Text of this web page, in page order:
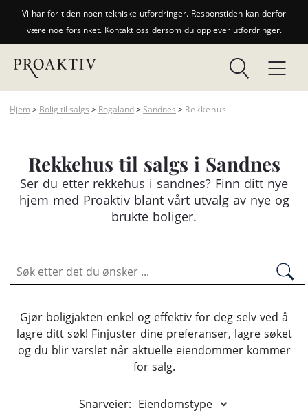
Vi har for tiden noen tekniske utfordringer. Responstiden kan derfor
være noe forsinket. Kontakt ossdersom du opplever utfordringer.
Hjem > Bolig til salgs > Rogaland>Sandnes > Rekkehus
Rekkehus til salgs i Sandnes
Ser du etter rekkehus i sandnes? Finn ditt nye
hjem med Proaktiv blant vårt utvalg av nye og
brukte boliger.
Gjør boligjakten enkel og effektiv for deg selv ved å
lagre ditt søk! Finjuster dine preferanser, lagre søket
og du blir varslet når aktuelle eiendommer kommer
for salg.
Snarveier: Eiendomstype